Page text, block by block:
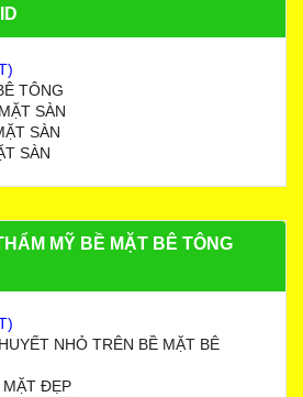
TÔNG
SÀN
SÀN
SÀN
MỸ BỀ MẶT BÊ TÔNG
NHỎ TRÊN BỀ MẶT BÊ
MẶT ĐẸP